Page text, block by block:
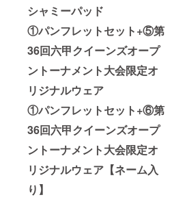
シャミーパッド
①パンフレットセット+⑤第
36回六甲クイーンズオープ
ントーナメント大会限定オ
リジナルウェア
①パンフレットセット+⑥第
36回六甲クイーンズオープ
ントーナメント大会限定オ
リジナルウェア【ネーム入
り】